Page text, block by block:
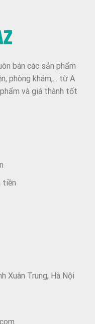
bán các sản phẩm
phòng khám,... từ A
và giá thành tốt
Xuân Trung, Hà Nội
tiền